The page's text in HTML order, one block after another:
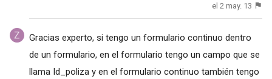
el 2 may. 13
Gracias experto, si tengo un formulario continuo dentro
de un formulario, en el formulario tengo un campo que se
llama Id_poliza y en el formulario continuo también tengo